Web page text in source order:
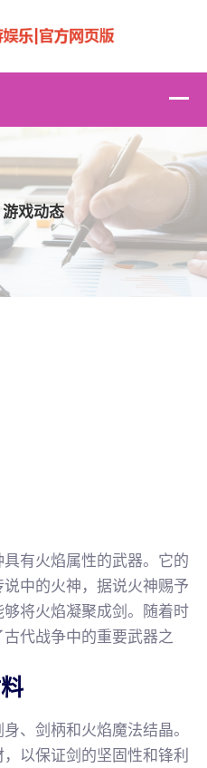
游戏动态
有火焰属性的武器。它的
中的火神，据说火神赐予
将火焰凝聚成剑。随着时
代战争中的重要武器之
、剑柄和火焰魔法结晶。
以保证剑的坚固性和锋利